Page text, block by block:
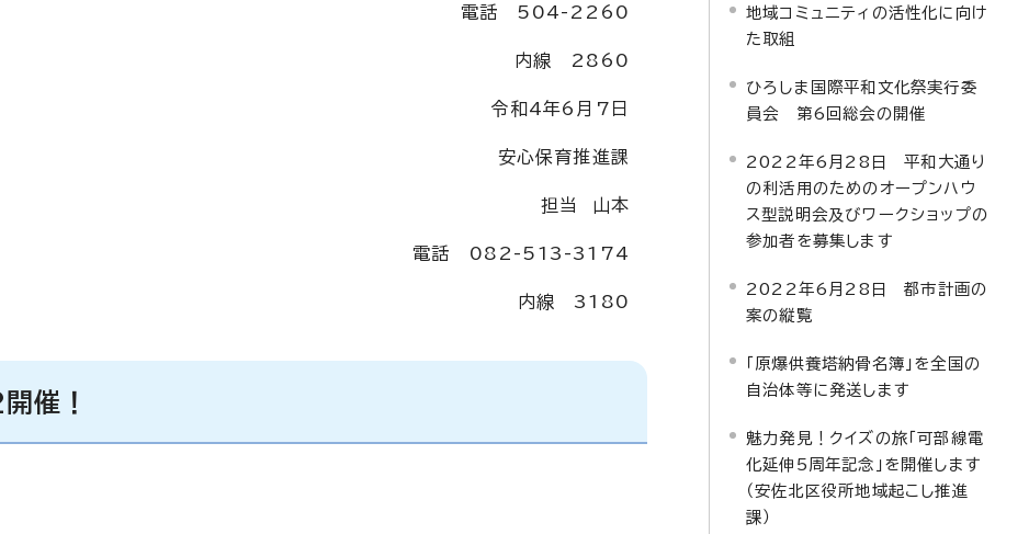
電話 504-2260
内線 2860
令和4年6月7日
安心保育推進課
担当 山本
電話 082-513-3174
内線 3180
催！
地域コミュニティの活性化に向け
た取組
ひろしま国際平和文化祭実行委
員会 第6回総会の開催
2022年6月28日 平和大通り
の利活用のためのオープンハウ
ス型説明会及びワークショップの
参加者を募集します
2022年6月28日 都市計画の
案の縦覧
「原爆供養塔納骨名簿」を全国の
自治体等に発送します
魅力発見！クイズの旅「可部線電
化延伸5周年記念」を開催します
（安佐北区役所地域起こし推進
課）